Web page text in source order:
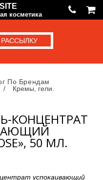
косметика
По Брендам
Кремы, гели.
КОНЦЕНТРАТ
50 МЛ.